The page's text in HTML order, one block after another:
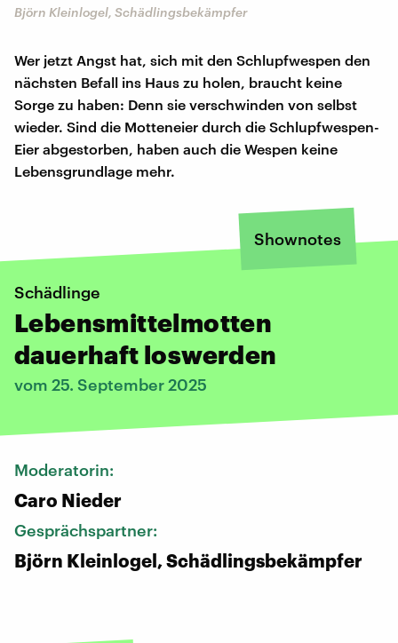
Björn Kleinlogel, Schädlingsbekämpfer
Wer jetzt Angst hat, sich mit den Schlupfwespen den
nächsten Befall ins Haus zu holen, braucht keine
Sorge zu haben: Denn sie verschwinden von selbst
wieder. Sind die Motteneier durch die Schlupfwespen-
Eier abgestorben, haben auch die Wespen keine
Lebensgrundlage mehr.
Shownotes
Schädlinge
Lebensmittelmotten
dauerhaft loswerden
vom 25. September 2025
Moderatorin:
Caro Nieder
Gesprächspartner:
Björn Kleinlogel, Schädlingsbekämpfer